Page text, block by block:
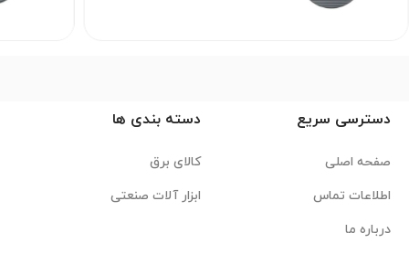
دسترسی سریع
صفحه اصلی
اطلاعات تماس
درباره ما
دسته بندی ها
کالای برق
ابزار آلات صنعتی